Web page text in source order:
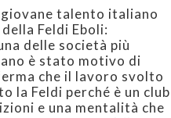
talento italiano
Feldi Eboli:
delle società più
è stato motivo di
che il lavoro svolto
la Feldi perché è un club
e una mentalità che